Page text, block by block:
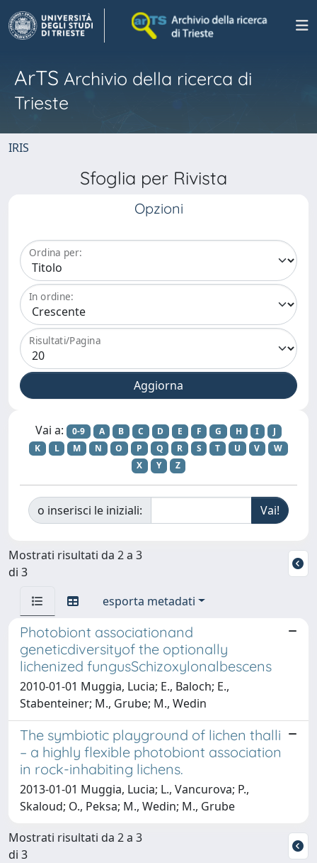
ArTS Archivio della ricerca di
Trieste
IRIS
Sfoglia per Rivista
Opzioni
Ordina per:
In ordine:
Risultati/Pagina
Vai a: 0-9 A B C D E F G H I
J
K
L M N O P Q R S T U V
W
X
Y Z
o inserisci le iniziali:
Mostrati risultati da 2 a 3
di 3
esporta metadati
Photobiont associationand
geneticdiversityof the optionally
lichenized fungusSchizoxylonalbescens
2010-01-01 Muggia, Lucia; E., Baloch; E.,
Stabenteiner; M., Grube; M., Wedin
The symbiotic playground of lichen thalli
– a highly flexible photobiont association
in rock-inhabiting lichens.
2013-01-01 Muggia, Lucia; L., Vancurova; P.,
Skaloud; O., Peksa; M., Wedin; M., Grube
Mostrati risultati da 2 a 3
di 3